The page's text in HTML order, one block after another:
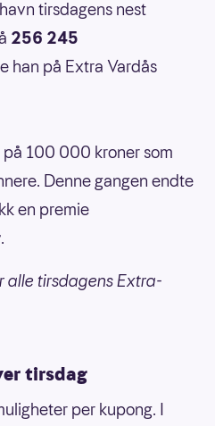
tirsdagens nest
256 245
han på Extra Vardås
100 000 kroner som
Denne gangen endte
en premie
.
alle tirsdagens Extra-
tirsdag
per kupong. I